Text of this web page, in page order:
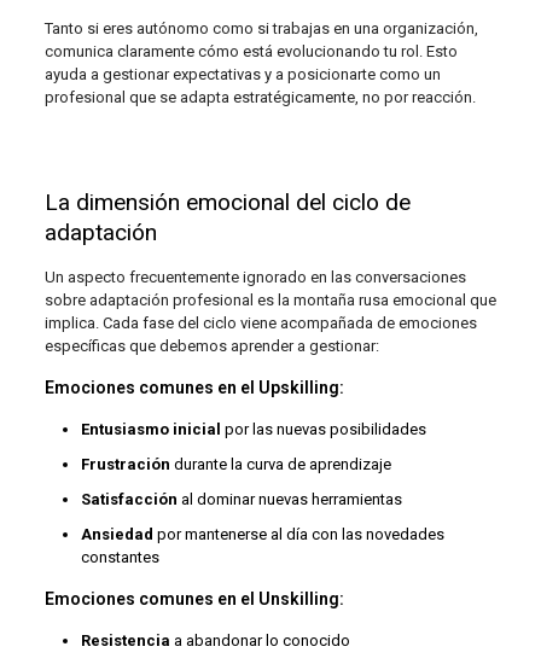
Tanto si eres autónomo como si trabajas en una organización,
comunica claramente cómo está evolucionando tu rol. Esto
ayuda a gestionar expectativas y a posicionarte como un
profesional que se adapta estratégicamente, no por reacción.
La dimensión emocional del ciclo de
adaptación
Un aspecto frecuentemente ignorado en las conversaciones
sobre adaptación profesional es la montaña rusa emocional que
implica. Cada fase del ciclo viene acompañada de emociones
específicas que debemos aprender a gestionar:
Emociones comunes en el Upskilling:
Entusiasmo inicial por las nuevas posibilidades
Frustración durante la curva de aprendizaje
Satisfacción al dominar nuevas herramientas
Ansiedad por mantenerse al día con las novedades
constantes
Emociones comunes en el Unskilling:
Resistencia a abandonar lo conocido